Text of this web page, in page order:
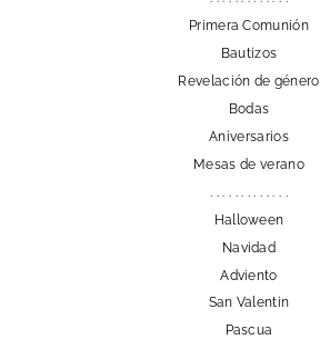
Primera Comunión
Bautizos
Revelación de género
Bodas
Aniversarios
Mesas de verano
Halloween
Navidad
Adviento
San Valentin
Pascua